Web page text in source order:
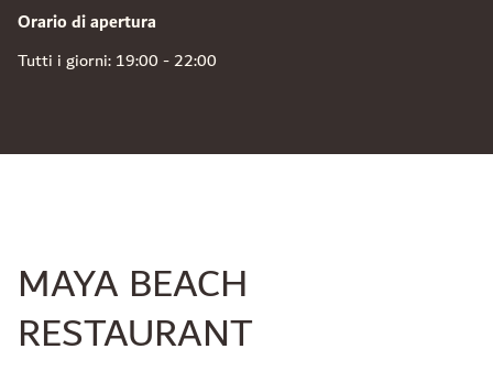
Orario di apertura
Tutti i giorni: 19:00 - 22:00
MAYA BEACH
RESTAURANT